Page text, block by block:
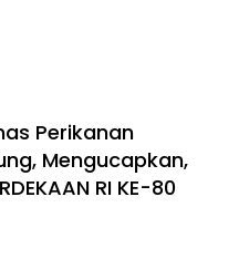
Perikanan
Mengucapkan,
RI KE-80